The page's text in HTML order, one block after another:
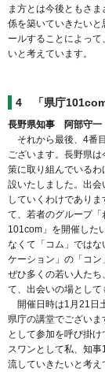
ま方とは今後ともさ
係を築いていきたい
ールすることによっ
いと考えています。
4 「県庁101com
長野県知事 阿部守一
それから最後、4番
ございます。長野県
策に取り組んでいる
設いたしました。出
していくわけであり
て、若者のグループ
101com」を開催した
なくて「コム」では
ケーション」の「コン
ぜひ多くの若い人た
て、出会いの場として
開催日時は1月21日
県庁の講堂でござい
として参加を呼び掛
スワンとして私、知
流していきたいと考え